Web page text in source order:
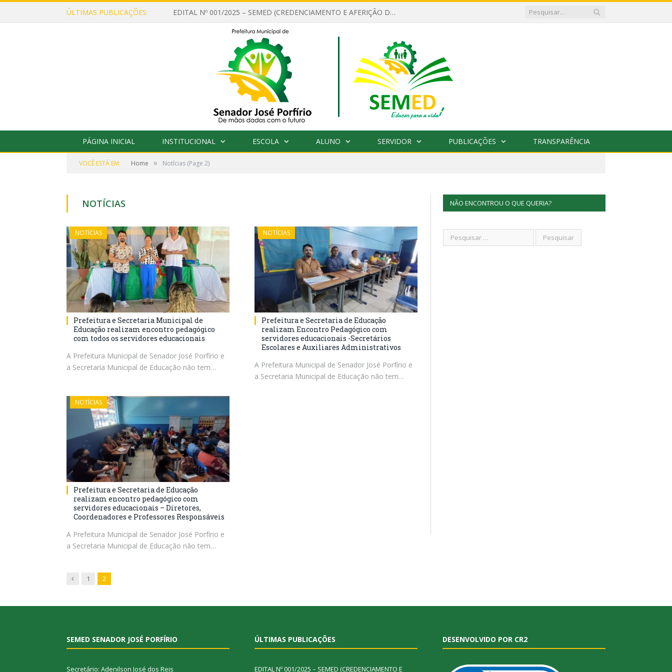
ÚLTIMAS PUBLICAÇÕES: EDITAL Nº 001/2025 – SEMED (CREDENCIAMENTO E AFERIÇÃO DE CRITÉRIOS TÉCNICOS DE MÉRITO E DESEMPENHO PARA PROVIMENTO DO CARGO OU FUNÇÃO DE GESTOR ESCOLAR DAS UNIDADES DE ENSINO DA REDE MUNICIPAL DE SENADOR JO)
PÁGINA INICIAL INSTITUCIONAL ESCOLA ALUNO SERVIDOR PUBLICAÇÕES TRANSPARÊNCIA
VOCÊ ESTÁ EM: Home » Notícias (Page 2)
NOTÍCIAS
NOTÍCIAS
Prefeitura e Secretaria Municipal de
Educação realizam encontro pedagógico
com todos os servidores educacionais
A Prefeitura Municipal de Senador José Porfírio e
a Secretaria Municipal de Educação não tem…
NOTÍCIAS
Prefeitura e Secretaria de Educação
realizam Encontro Pedagógico com
servidores educacionais -Secretários
Escolares e Auxiliares Administrativos
A Prefeitura Municipal de Senador José Porfírio e
a Secretaria Municipal de Educação não tem…
NOTÍCIAS
Prefeitura e Secretaria de Educação
realizam encontro pedagógico com
servidores educacionais – Diretores,
Coordenadores e Professores Responsáveis
A Prefeitura Municipal de Senador José Porfírio e
a Secretaria Municipal de Educação não tem…
Previous
1 2
NÃO ENCONTROU O QUE QUERIA?
SEMED SENADOR JOSÉ PORFÍRIO
Secretário: Adenilson José dos Reis
ÚLTIMAS PUBLICAÇÕES
EDITAL Nº 001/2025 – SEMED (CREDENCIAMENTO E
DESENVOLVIDO POR CR2